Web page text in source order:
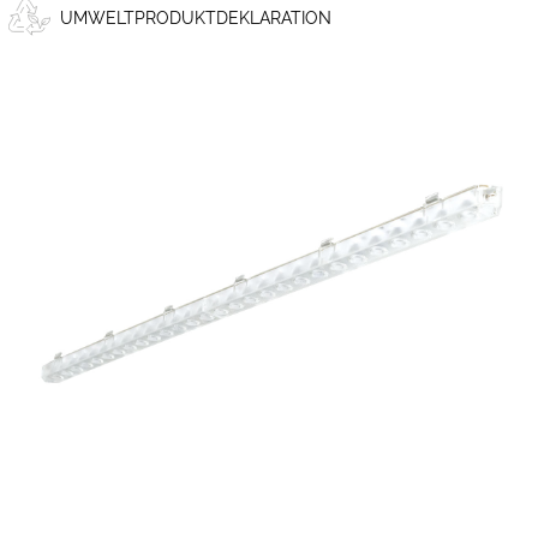
UMWELTPRODUKTDEKLARATION